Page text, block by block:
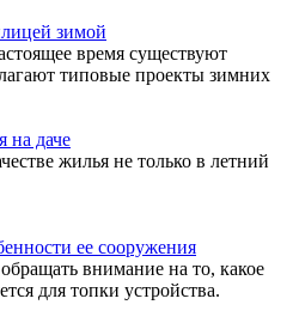
зимой
время существуют
типовые проекты зимних
на даче
жилья не только в летний
ее сооружения
внимание на то, какое
для топки устройства.